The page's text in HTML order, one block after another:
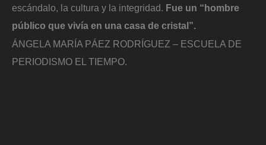
escándalo, la cultura y la integridad. Fue un “hombre
público que vivía en una casa de cristal”.
ÁNGELA MARÍA PÁEZ RODRÍGUEZ – ESCUELA DE
PERIODISMO EL TIEMPO.